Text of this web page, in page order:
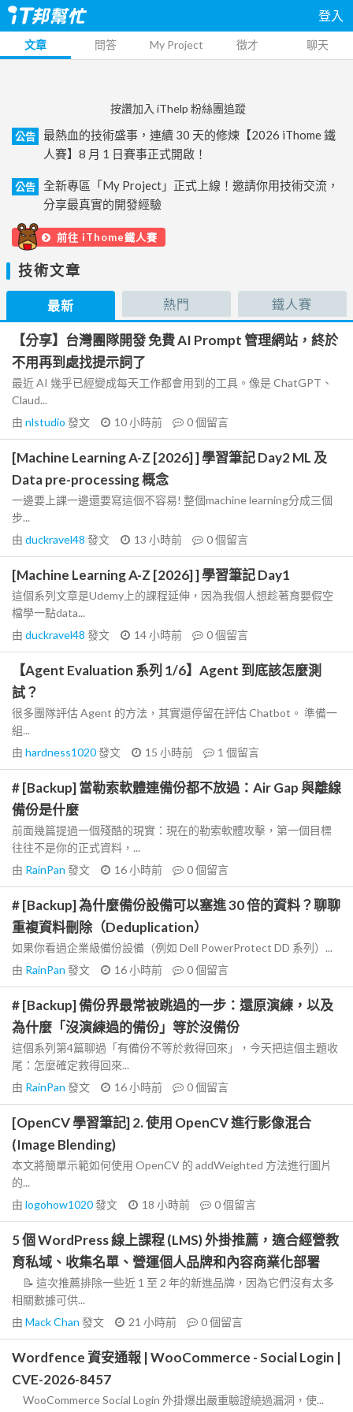
登入
文章 問答 My Project 徵才 聊天
按讚加入 iThelp 粉絲團追蹤
公告
最熱血的技術盛事，連續 30 天的修煉【2026 iThome 鐵
人賽】8 月 1 日賽事正式開啟！
公告
全新專區「My Project」正式上線！邀請你用技術交流，
分享最真實的開發經驗
前往 iThome鐵人賽
技術文章
最新 熱門 鐵人賽
【分享】台灣團隊開發 免費 AI Prompt 管理網站，終於
不用再到處找提示詞了
最近 AI 幾乎已經變成每天工作都會用到的工具。像是 ChatGPT、
Claud...
由 nlstudio 發文 10 小時前 0個留言
[Machine Learning A-Z [2026] ] 學習筆記 Day2 ML 及
Data pre-processing 概念
一邊要上課一邊還要寫這個不容易! 整個machine learning分成三個
步...
由 duckravel48 發文 13 小時前 0個留言
[Machine Learning A-Z [2026] ] 學習筆記 Day1
這個系列文章是Udemy上的課程延伸，因為我個人想趁著育嬰假空
檔學一點data...
由 duckravel48 發文 14 小時前 0個留言
【Agent Evaluation 系列 1/6】Agent 到底該怎麼測
試？
很多團隊評估 Agent 的方法，其實還停留在評估 Chatbot。 準備一
組...
由 hardness1020發文 15 小時前 1 個留言
# [Backup] 當勒索軟體連備份都不放過：Air Gap 與離線
備份是什麼
前面幾篇提過一個殘酷的現實：現在的勒索軟體攻擊，第一個目標
往往不是你的正式資料，...
由 RainPan 發文 16 小時前 0個留言
# [Backup] 為什麼備份設備可以塞進 30 倍的資料？聊聊
重複資料刪除（Deduplication）
如果你看過企業級備份設備（例如 Dell PowerProtect DD 系列）...
由 RainPan 發文 16 小時前 0個留言
# [Backup] 備份界最常被跳過的一步：還原演練，以及
為什麼「沒演練過的備份」等於沒備份
這個系列第4篇聊過「有備份不等於救得回來」，今天把這個主題收
尾：怎麼確定救得回來...
由 RainPan 發文 16 小時前 0個留言
[OpenCV 學習筆記] 2. 使用 OpenCV 進行影像混合
(Image Blending)
本文將簡單示範如何使用 OpenCV 的 addWeighted 方法進行圖片
的...
由 logohow1020發文 18 小時前 0個留言
5 個 WordPress 線上課程 (LMS) 外掛推薦，適合經營教
育私域、收集名單、營運個人品牌和內容商業化部署
📝 這次推薦排除一些近 1 至 2 年的新進品牌，因為它們沒有太多
相關數據可供...
由 Mack Chan 發文 21 小時前 0個留言
Wordfence 資安通報 | WooCommerce - Social Login |
CVE-2026-8457
WooCommerce Social Login 外掛爆出嚴重驗證繞過漏洞，使...